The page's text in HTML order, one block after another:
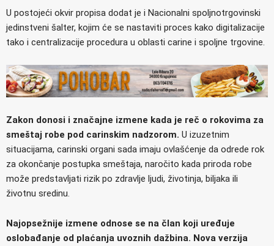
U postojeći okvir propisa dodat je i Nacionalni spoljnоtrgovinski
jedinstveni šalter, kojim će se nastaviti proces kako digitalizacije
tako i centralizacije procedura u oblasti carine i spoljne trgovine.
Zakon donosi i značajne izmene kada je reč o rokovima za
smeštaj robe pod carinskim nadzorom. U izuzetnim
situacijama, carinski organi sada imaju ovlašćenje da odrede rok
za okončanje postupka smeštaja, naročito kada priroda robe
može predstavljati rizik po zdravlje ljudi, životinja, biljaka ili
životnu sredinu.
Najopsežnije izmene odnose se na član koji uređuje
oslobađanje od plaćanja uvoznih dažbina. Nova verzija